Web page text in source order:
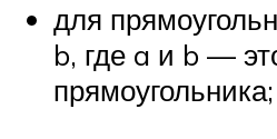
для
b, где a и b —
прямоугольника;